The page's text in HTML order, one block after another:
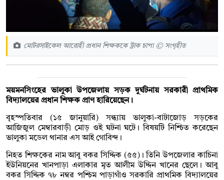
মোটরসাইকেল আরোহী প্রধান শিক্ষককে ট্রাক চাপা © সংগৃহীত
ময়মনসিংহের ভালুকা উপজেলায় সড়ক দুর্ঘটনায় সরকারী প্রাথমিক
বিদ্যালয়ের প্রধান শিক্ষক প্রাণ হারিয়েছেন।
বৃহস্পতিবার (১৫ জানুয়ারি) সন্ধ্যায় ভালুকা-বাটাজোড় সড়কের
আজিজুল মেম্বারবাড়ী মোড় ওই ঘটনা ঘটে। বিষয়টি নিশ্চিত করেছেন
ভালুকা মডেল থানার এস আই গোবিন্দ।
নিহত শিক্ষকের নাম আবু বকর সিদ্দিক (৫৫)। তিনি উপজেলার কাচিনা
ইউনিয়নের খানপাড়া এলাকার মৃত আলীম উদ্দিন খানের ছেলে। আবু
বকর সিদ্দিক ৭৮ নম্বর পশ্চিম পাড়াগাঁও সরকারি প্রাথমিক বিদ্যালয়ের